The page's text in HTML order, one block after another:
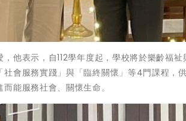
他表示，自112學年度起，學校將於樂齡福
會服務實踐」與「臨終關懷」等4門課程，
能服務社會、關懷生命。